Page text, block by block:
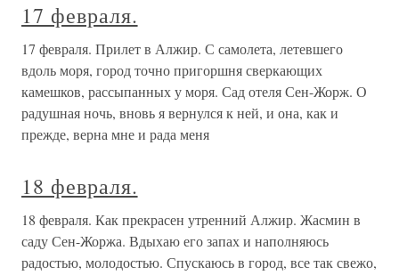
17 февраля.
17 февраля. Прилет в Алжир. С самолета, летевшего
вдоль моря, город точно пригоршня сверкающих
камешков, рассыпанных у моря. Сад отеля Сен-Жорж. О
радушная ночь, вновь я вернулся к ней, и она, как и
прежде, верна мне и рада меня
18 февраля.
18 февраля. Как прекрасен утренний Алжир. Жасмин в
саду Сен-Жоржа. Вдыхаю его запах и наполняюсь
радостью, молодостью. Спускаюсь в город, все так свежо,